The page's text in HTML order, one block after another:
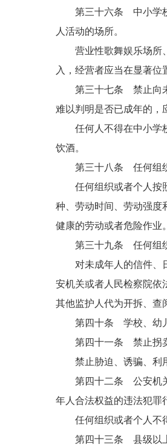
第三十六条 中小学校
人活动的场所。
营业性歌舞娱乐场所、
入，经营者应当在显著
第三十七条 禁止向未
难以判明是否已成年的，
任何人不得在中小学校
饮酒。
第三十八条 任何组织
任何组织或者个人按照
种、劳动时间、劳动强度
健康的劳动或者危险作业
第三十九条 任何组织
对未成年人的信件、日
安机关或者人民检察院依
其他监护人代为开拆、查
第四十条 学校、幼儿
第四十一条 禁止拐卖
禁止胁迫、诱骗、利
第四十二条 公安机关
年人合法权益的违法犯罪
任何组织或者个人不得
第四十三条 县级以上